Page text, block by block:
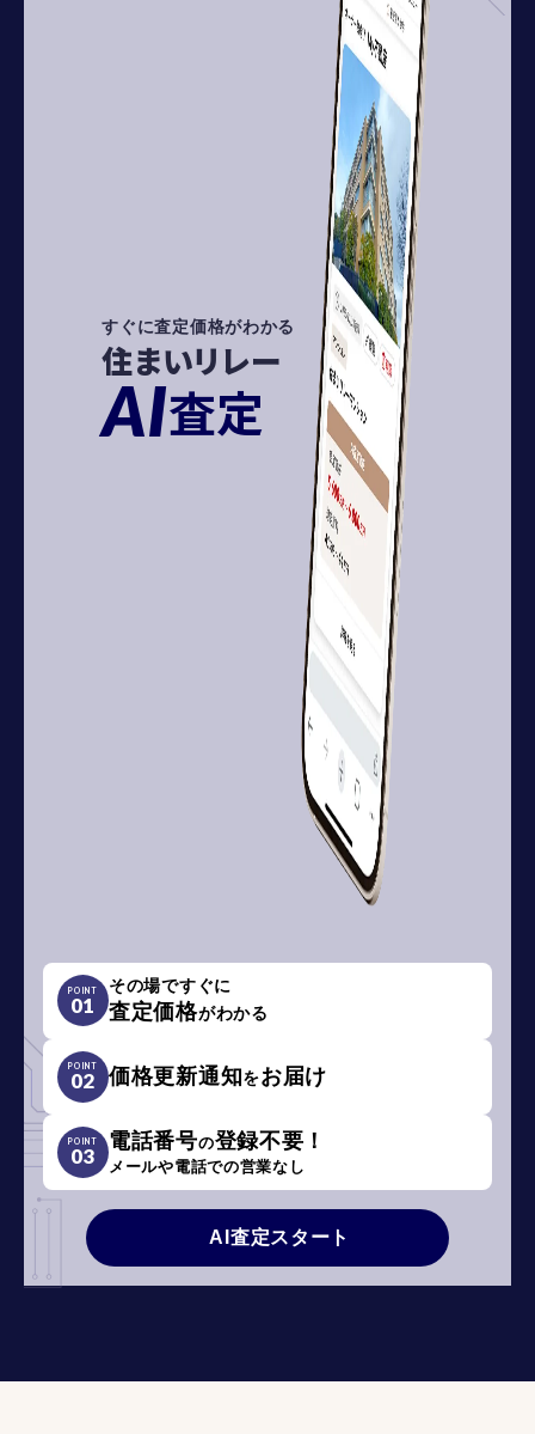
すぐに査定価格がわかる
住まいリレー
AI査定
POINT
01
その場ですぐに
査定価格がわかる
POINT
02 価格更新通知をお届け
POINT
03
電話番号の登録不要！
メールや電話での営業なし
AI査定スタート